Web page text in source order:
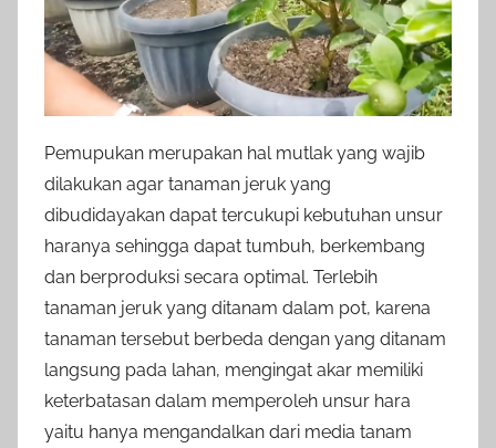
Pemupukan merupakan hal mutlak yang wajib
dilakukan agar tanaman jeruk yang
dibudidayakan dapat tercukupi kebutuhan unsur
haranya sehingga dapat tumbuh, berkembang
dan berproduksi secara optimal. Terlebih
tanaman jeruk yang ditanam dalam pot, karena
tanaman tersebut berbeda dengan yang ditanam
langsung pada lahan, mengingat akar memiliki
keterbatasan dalam memperoleh unsur hara
yaitu hanya mengandalkan dari media tanam